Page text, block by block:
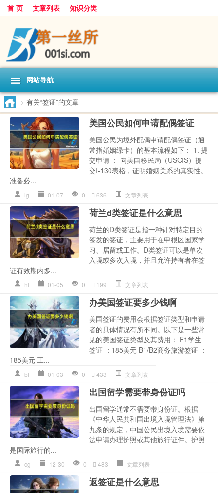
首 页 文章列表 知识分类
网站导航
> 有关“签证”的文章
美国公民如何申请配偶签证
美国公民为境外配偶申请配偶签证（通
常指婚姻绿卡）的基本流程如下： 1. 提
交申请 ： 向美国移民局（USCIS）提
交I-130表格，证明婚姻关系的真实性。
准备必...
lg 01-07 0 636 文章列表
荷兰d类签证是什么意思
荷兰的D类签证是指一种针对特定目的
签发的签证，主要用于在申根区国家学
习、居留或工作。D类签证可以是单次
入境或多次入境，并且允许持有者在签
证有效期内多...
hl 01-05 0 199 文章列表
办美国签证要多少钱啊
美国签证的费用会根据签证类型和申请
者的具体情况有所不同。以下是一些常
见的美国签证类型及其费用： F1学生
签证 ：185美元 B1/B2商务旅游签证 ：
185美元 工...
bl 01-03 0 433 文章列表
出国留学需要带身份证吗
出国留学通常不需要带身份证。根据
《中华人民共和国出境入境管理法》第
九条的规定，中国公民出境入境需要依
法申请办理护照或其他旅行证件。护照
是国际旅行的...
cg 12-30 0 483 文章列表
返签证是什么意思